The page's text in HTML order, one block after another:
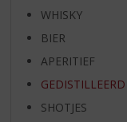
WHISKY
BIER
APERITIEF
SHOTJES